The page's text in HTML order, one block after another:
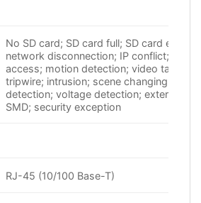
No SD card; SD card full; SD card error;
network disconnection; IP conflict; illegal
access; motion detection; video
tripwire; intrusion; scene changing; audio
detection; voltage detection; external
SMD; security exception
RJ-45 (10/100 Base-T)